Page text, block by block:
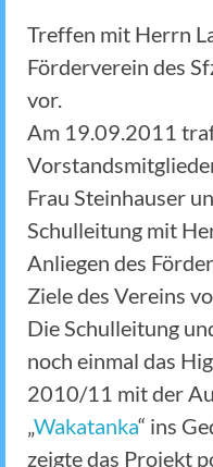
Treffen mit Herrn
Förderverein des
vor.
Am 19.09.2011
Frau Steinhauser
Schulleitung mit
Anliegen des
Ziele des Vereins
Die Schulleitung
noch einmal das
2010/11 mit der
„Wakatanka“ ins
zeigte das Projekt